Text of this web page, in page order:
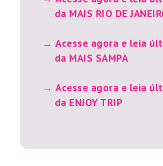
da MAIS RIO DE
Acesse agora e leia
da MAIS SAMPA
Acesse agora e leia
da ENJOY TRIP